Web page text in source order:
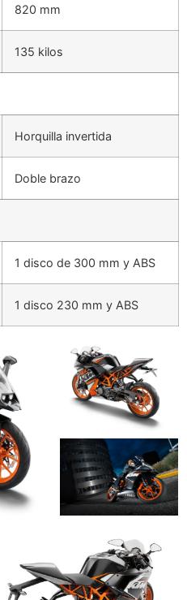
820 mm
135 kilos
Horquilla invertida
Doble brazo
1 disco de 300 mm y ABS
1 disco 230 mm y ABS